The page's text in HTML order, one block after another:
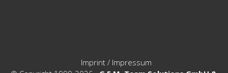
Imprint / Impressum